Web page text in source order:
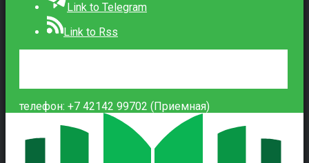
Link to Telegram
Link to Rss
телефон: +7 42142 99702 (Приемная)